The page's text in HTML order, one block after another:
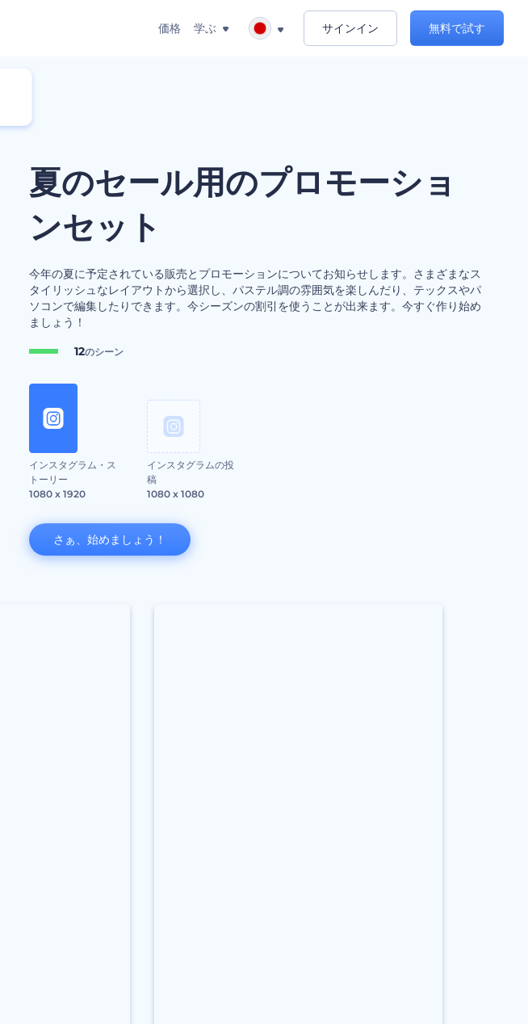
価格 学ぶ サインイン 無料で試す
夏のセール用のプロモーショ
ンセット
今年の夏に予定されている販売とプロモーションについてお知らせします。さまざまなス
タイリッシュなレイアウトから選択し、パステル調の雰囲気を楽しんだり、テックスやパ
ソコンで編集したりできます。今シーズンの割引を使うことが出来ます。今すぐ作り始め
ましょう！
12のシーン
インスタグラム・ス
トーリー
1080 x 1920
インスタグラムの投
稿
1080 x 1080
さぁ、始めましょう！